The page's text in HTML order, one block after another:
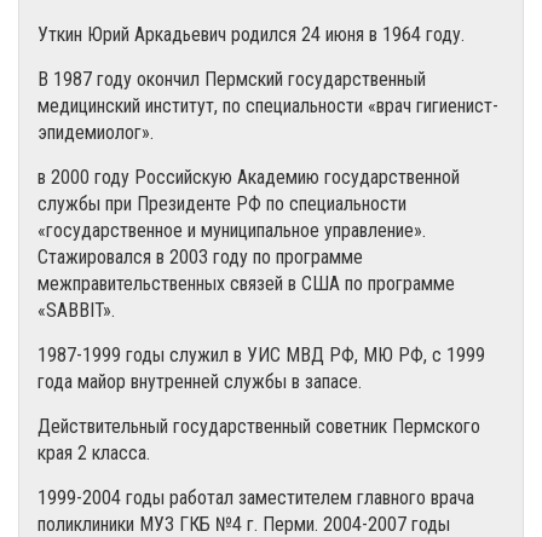
Уткин Юрий Аркадьевич родился 24 июня в 1964 году.
В 1987 году окончил Пермский государственный
медицинский институт, по специальности «врач гигиенист-
эпидемиолог».
в 2000 году Российскую Академию государственной
службы при Президенте РФ по специальности
«государственное и муниципальное управление».
Стажировался в 2003 году по программе
межправительственных связей в США по программе
«SABBIT».
1987-1999 годы служил в УИС МВД РФ, МЮ РФ, с 1999
года майор внутренней службы в запасе.
Действительный государственный советник Пермского
края 2 класса.
1999-2004 годы работал заместителем главного врача
поликлиники МУЗ ГКБ №4 г. Перми. 2004-2007 годы